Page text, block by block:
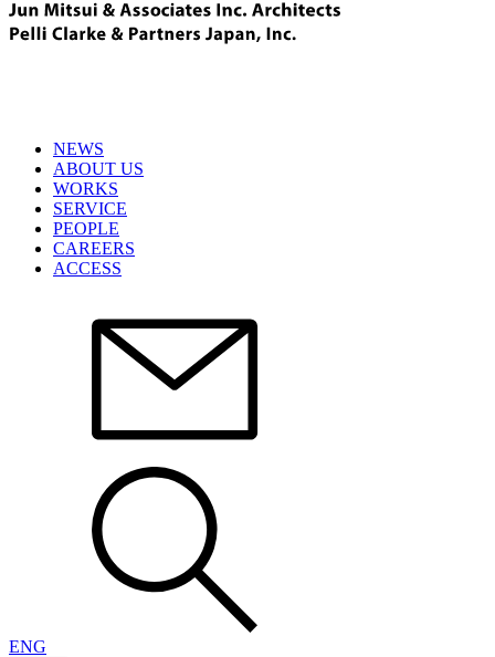
NEWS
ABOUT US
WORKS
SERVICE
PEOPLE
CAREERS
ACCESS
ENG